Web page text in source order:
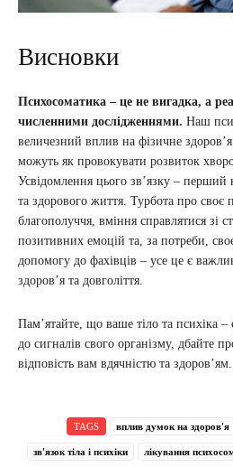
Висновки
Психосоматика – це не вигадка, а
численними дослідженнями. Наш
величезний вплив на фізичне
можуть як провокувати розвиток
Усвідомлення цього зв’язку – перший
та здорового життя. Турбота про своє
благополуччя, вміння справлятися зі
позитивних емоцій та, за потреби,
допомогу до фахівців – усе це є
здоров’я та довголіття.
Пам’ятайте, що ваше тіло та психіка –
до сигналів свого організму, дбайте
відповість вам вдячністю та здоров’ям.
TAGS вплив думок на здоров'я
зв'язок тіла і психіки лікування